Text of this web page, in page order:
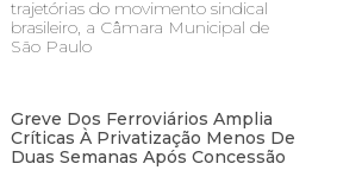
trajetórias do movimento sindical
brasileiro, a Câmara Municipal de
São Paulo
Greve Dos Ferroviários Amplia
Críticas À Privatização Menos De
Duas Semanas Após Concessão